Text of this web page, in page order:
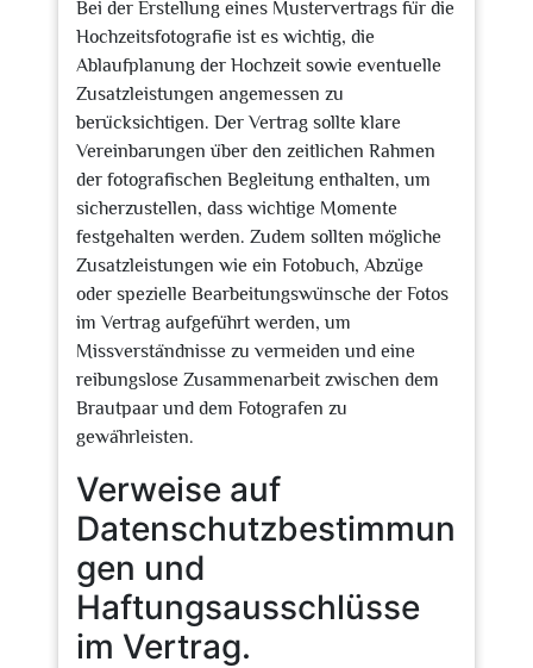
Bei der Erstellung eines Mustervertrags für die
Hochzeitsfotografie ist es wichtig, die
Ablaufplanung der Hochzeit sowie eventuelle
Zusatzleistungen angemessen zu
berücksichtigen. Der Vertrag sollte klare
Vereinbarungen über den zeitlichen Rahmen
der fotografischen Begleitung enthalten, um
sicherzustellen, dass wichtige Momente
festgehalten werden. Zudem sollten mögliche
Zusatzleistungen wie ein Fotobuch, Abzüge
oder spezielle Bearbeitungswünsche der Fotos
im Vertrag aufgeführt werden, um
Missverständnisse zu vermeiden und eine
reibungslose Zusammenarbeit zwischen dem
Brautpaar und dem Fotografen zu
gewährleisten.
Verweise auf
Datenschutzbestimmun
gen und
Haftungsausschlüsse
im Vertrag.